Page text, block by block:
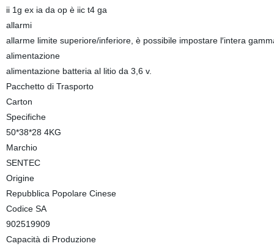
ii 1g ex ia da op è iic t4 ga
allarmi
allarme limite superiore/inferiore, è possibile impostare l′intera
alimentazione
alimentazione batteria al litio da 3,6 v.
Pacchetto di Trasporto
Carton
Specifiche
50*38*28 4KG
Marchio
SENTEC
Origine
Repubblica Popolare Cinese
Codice SA
902519909
Capacità di Produzione